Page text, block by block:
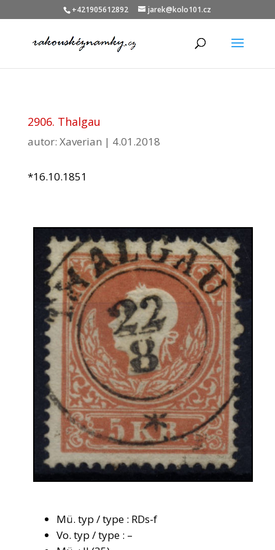
+421905612892 jarek@kolo101.cz
2906. Thalgau
autor: Xaverian | 4.01.2018
*16.10.1851
Mü. typ / type : RDs-f
Vo. typ / type : –